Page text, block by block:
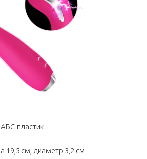
АБС-пластик
19,5 см, диаметр 3,2 см